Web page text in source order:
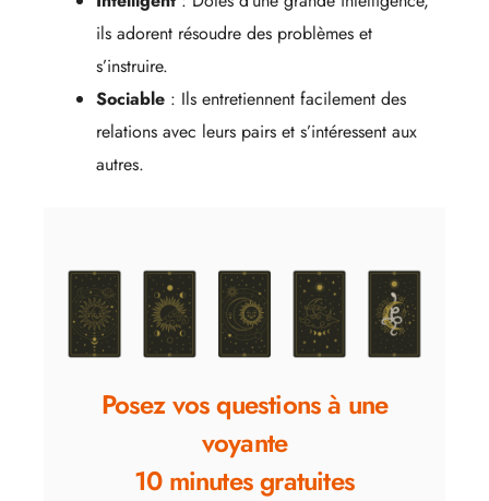
ils adorent résoudre des problèmes et
s’instruire.
Sociable : Ils entretiennent facilement des
relations avec leurs pairs et s’intéressent aux
autres.
Posez vos questions à une
voyante
10 minutes gratuites